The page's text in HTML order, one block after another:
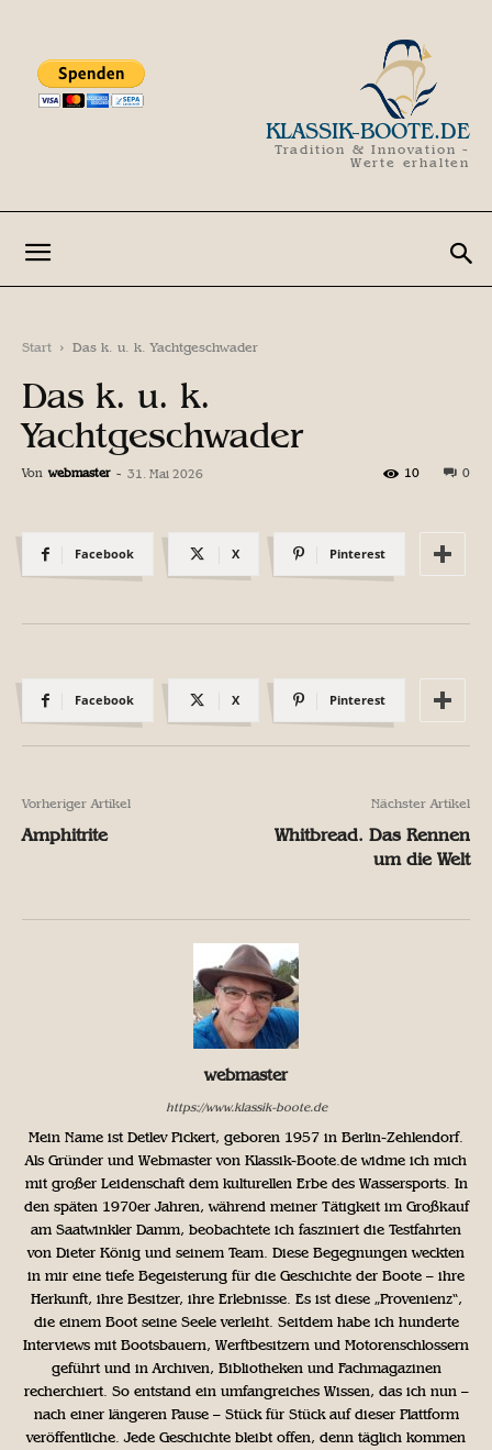
KLASSIK-BOOTE.DE
Tradition & Innovation -
Werte erhalten
Start Das k. u. k. Yachtgeschwader
Das k. u. k.
Yachtgeschwader
Von webmaster - 31. Mai 2026 0
10
Facebook X Pinterest
Facebook X Pinterest
Vorheriger Artikel
Amphitrite
Nächster Artikel
Whitbread. Das Rennen
um die Welt
webmaster
https://www.klassik-boote.de
Mein Name ist Detlev Pickert, geboren 1957 in Berlin-Zehlendorf.
Als Gründer und Webmaster von Klassik-Boote.de widme ich mich
mit großer Leidenschaft dem kulturellen Erbe des Wassersports. In
den späten 1970er Jahren, während meiner Tätigkeit im Großkauf
am Saatwinkler Damm, beobachtete ich fasziniert die Testfahrten
von Dieter König und seinem Team. Diese Begegnungen weckten
in mir eine tiefe Begeisterung für die Geschichte der Boote – ihre
Herkunft, ihre Besitzer, ihre Erlebnisse. Es ist diese „Provenienz“,
die einem Boot seine Seele verleiht. Seitdem habe ich hunderte
Interviews mit Bootsbauern, Werftbesitzern und Motorenschlossern
geführt und in Archiven, Bibliotheken und Fachmagazinen
recherchiert. So entstand ein umfangreiches Wissen, das ich nun –
nach einer längeren Pause – Stück für Stück auf dieser Plattform
veröffentliche. Jede Geschichte bleibt offen, denn täglich kommen